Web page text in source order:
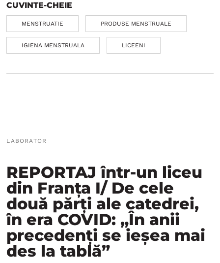
CUVINTE-CHEIE
MENSTRUATIE PRODUSE MENSTRUALE
IGIENA MENSTRUALA LICEENI
LABORATOR
REPORTAJ într-un liceu
din Franța I/ De cele
două părți ale catedrei,
în era COVID: „În anii
precedenți se ieșea mai
des la tablă”